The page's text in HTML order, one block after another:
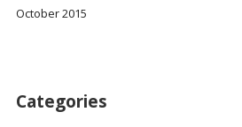
October 2015
Categories